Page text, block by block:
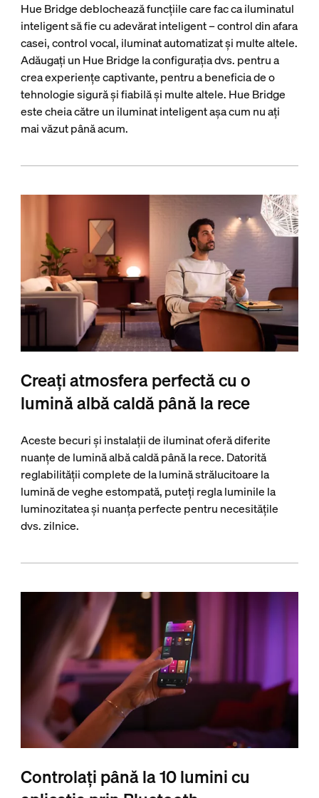
Hue Bridge deblochează funcțiile care fac ca iluminatul
inteligent să fie cu adevărat inteligent – control din afara
casei, control vocal, iluminat automatizat și multe altele.
Adăugați un Hue Bridge la configurația dvs. pentru a
crea experiențe captivante, pentru a beneficia de o
tehnologie sigură și fiabilă și multe altele. Hue Bridge
este cheia către un iluminat inteligent așa cum nu ați
mai văzut până acum.
Creați atmosfera perfectă cu o
lumină albă caldă până la rece
Aceste becuri și instalații de iluminat oferă diferite
nuanțe de lumină albă caldă până la rece. Datorită
reglabilității complete de la lumină strălucitoare la
lumină de veghe estompată, puteți regla luminile la
luminozitatea și nuanța perfecte pentru necesitățile
dvs. zilnice.
Controlați până la 10 lumini cu